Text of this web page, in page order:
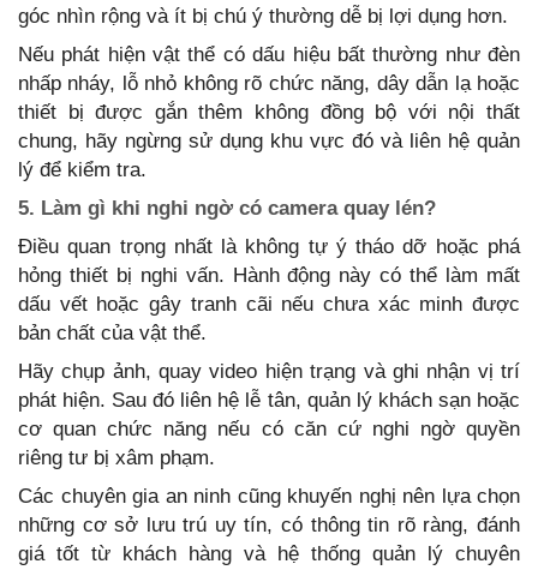
góc nhìn rộng và ít bị chú ý thường dễ bị lợi dụng hơn.
Nếu phát hiện vật thể có dấu hiệu bất thường như đèn
nhấp nháy, lỗ nhỏ không rõ chức năng, dây dẫn lạ hoặc
thiết bị được gắn thêm không đồng bộ với nội thất
chung, hãy ngừng sử dụng khu vực đó và liên hệ quản
lý để kiểm tra.
5. Làm gì khi nghi ngờ có camera quay lén?
Điều quan trọng nhất là không tự ý tháo dỡ hoặc phá
hỏng thiết bị nghi vấn. Hành động này có thể làm mất
dấu vết hoặc gây tranh cãi nếu chưa xác minh được
bản chất của vật thể.
Hãy chụp ảnh, quay video hiện trạng và ghi nhận vị trí
phát hiện. Sau đó liên hệ lễ tân, quản lý khách sạn hoặc
cơ quan chức năng nếu có căn cứ nghi ngờ quyền
riêng tư bị xâm phạm.
Các chuyên gia an ninh cũng khuyến nghị nên lựa chọn
những cơ sở lưu trú uy tín, có thông tin rõ ràng, đánh
giá tốt từ khách hàng và hệ thống quản lý chuyên